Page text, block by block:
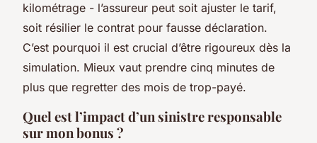
kilométrage - l’assureur peut soit ajuster le tarif,
soit résilier le contrat pour fausse déclaration.
C’est pourquoi il est crucial d’être rigoureux dès la
simulation. Mieux vaut prendre cinq minutes de
plus que regretter des mois de trop-payé.
Quel est l’impact d’un sinistre responsable
sur mon bonus ?